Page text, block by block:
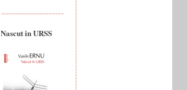
Nascut in URSS